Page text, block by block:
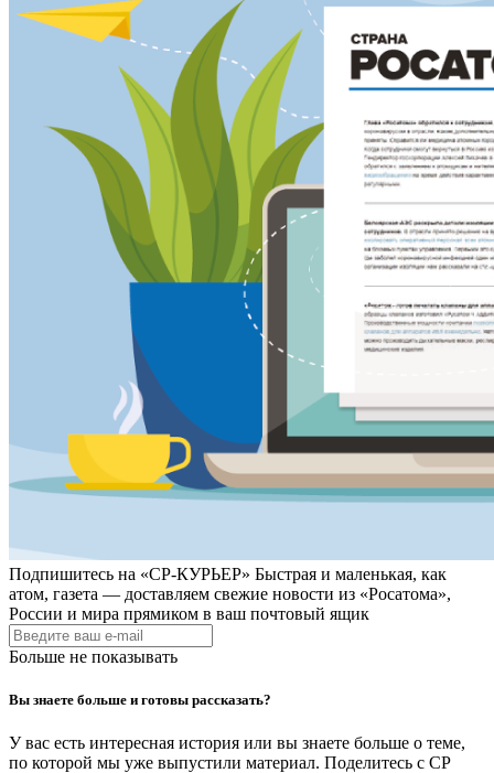
Подпишитесь на «СР-КУРЬЕР» Быстрая и маленькая, как
атом, газета — доставляем свежие новости из «Росатома»,
России и мира прямиком в ваш почтовый ящик
Больше не показывать
Вы знаете больше и готовы рассказать?
У вас есть интересная история или вы знаете больше о теме,
по которой мы уже выпустили материал. Поделитесь с СР